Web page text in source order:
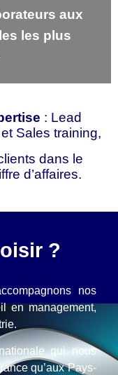
aux
les plus
: Lead
Sales training,
dans le
d’affaires.
?
nos
en management,
qui nous
qu’aux Pays-